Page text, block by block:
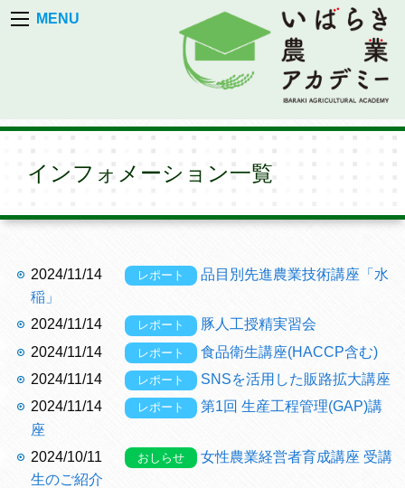
MENU
インフォメーション一覧
2024/11/14 レポート
品目別先進農業技術講座「水
稲」
2024/11/14
レポート
豚人工授精実習会
2024/11/14
レポート
食品衛生講座(HACCP含む)
2024/11/14
レポート
SNSを活用した販路拡大講座
2024/11/14
レポート
第1回 生産工程管理(GAP)講
座
2024/10/11
おしらせ
女性農業経営者育成講座 受講
生のご紹介